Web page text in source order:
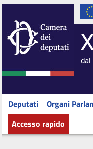
dal
Deputati Organi
Accesso rapido